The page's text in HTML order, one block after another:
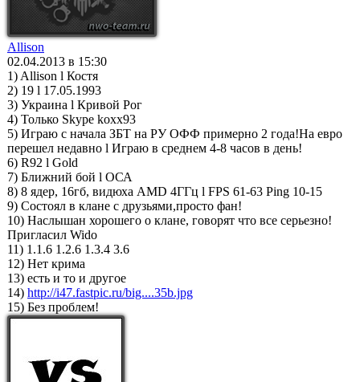
Allison
02.04.2013 в 15:30
1) Allison l Костя
2) 19 l 17.05.1993
3) Украина l Кривой Рог
4) Только Skype koxx93
5) Играю с начала ЗБТ на РУ ОФФ примерно 2 года!На евро
перешел недавно l Играю в среднем 4-8 часов в день!
6) R92 l Gold
7) Ближний бой l ОСА
8) 8 ядер, 16гб, видюха AMD 4ГГц l FPS 61-63 Ping 10-15
9) Состоял в клане с друзьями,просто фан!
10) Наслышан хорошего о клане, говорят что все серьезно!
Пригласил Wido
11) 1.1.6 1.2.6 1.3.4 3.6
12) Нет крима
13) есть и то и другое
14) http://i47.fastpic.ru/big....35b.jpg
15) Без проблем!